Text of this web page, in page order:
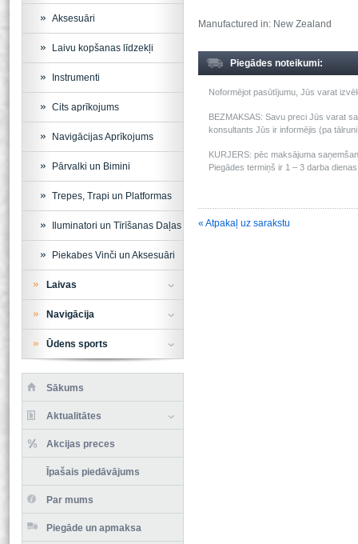
Manufactured in: New Zealand
Piegādes noteikumi:
Noformējot pasūtījumu, Jūs varat
BEZMAKSAS: Savu preci Jūs varat
konsultants Jūs ir informējis (pa
KURJERS: pēc maksājuma
Piegādes termiņš ir 1 – 3 darba
« Atpakaļ uz sarakstu
Aksesuāri
Laivu kopšanas līdzekļi
Instrumenti
Cits aprīkojums
Navigācijas Aprīkojums
Pārvalki un Bimini
Trepes, Trapi un Platformas
Iluminatori un Tīrīšanas Daļas
Piekabes Vinči un Aksesuāri
Laivas
Navigācija
Ūdens sports
Sākums
Aktualitātes
Akcijas preces
Īpašais piedāvājums
Par mums
Piegāde un apmaksa